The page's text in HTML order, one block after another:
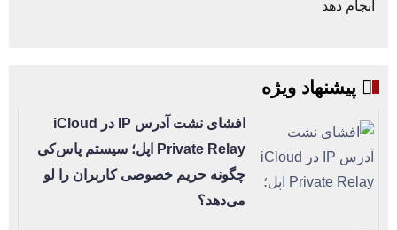
انجام دهد
پیشنهاد ویژه
افشای نشت آدرس IP در iCloud
Private Relay اپل؛ سیستم پاس‌کی
چگونه حریم خصوصی کاربران را لو
می‌دهد؟